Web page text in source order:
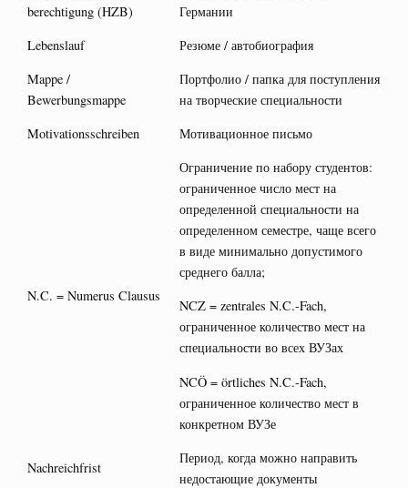
berechtigung (HZB)
Германии
Lebenslauf
Резюме / автобиография
Mappe /
Bewerbungsmappe
Портфолио / папка для поступления
на творческие специальности
Motivationsschreiben
Мотивационное письмо
N.C. = Numerus Clausus
Ограничение по набору студентов:
ограниченное число мест на
определенной специальности на
определенном семестре, чаще всего
в виде минимально допустимого
среднего балла;
NCZ = zentrales N.C.-Fach,
ограниченное количество мест на
специальности во всех ВУЗах
NCÖ = örtliches N.C.-Fach,
ограниченное количество мест в
конкретном ВУЗе
Nachreichfrist
Период, когда можно направить
недостающие документы